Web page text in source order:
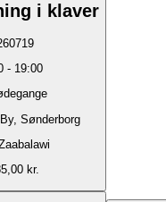
i klaver
- 19:00
Sønderborg
kr.